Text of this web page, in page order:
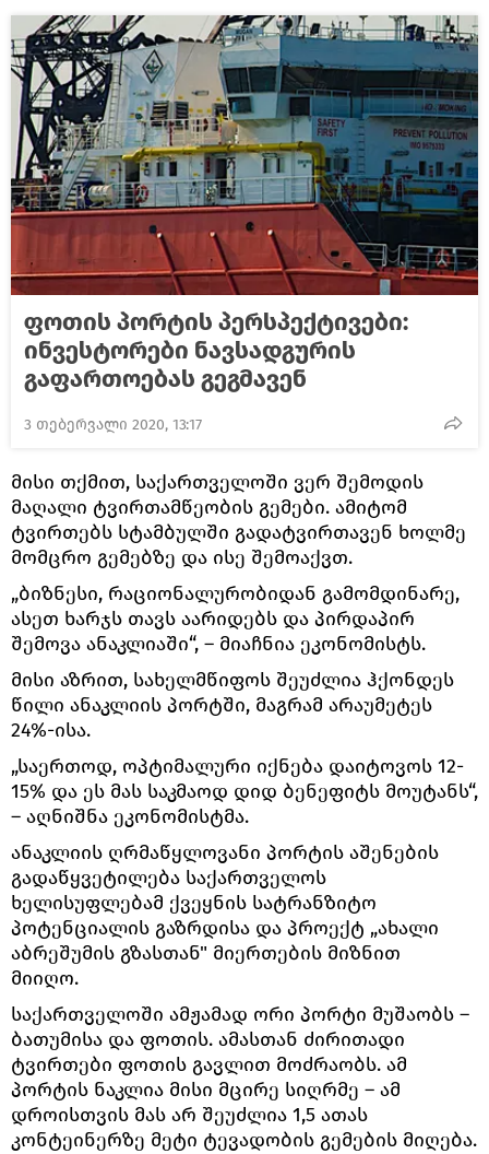
ფოთის პორტის პერსპექტივები:
ინვესტორები ნავსადგურის
გაფართოებას გეგმავენ
3 თებერვალი 2020, 13:17
მისი თქმით, საქართველოში ვერ შემოდის
მაღალი ტვირთამწეობის გემები. ამიტომ
ტვირთებს სტამბულში გადატვირთავენ ხოლმე
მომცრო გემებზე და ისე შემოაქვთ.
„ბიზნესი, რაციონალურობიდან გამომდინარე,
ასეთ ხარჯს თავს აარიდებს და პირდაპირ
შემოვა ანაკლიაში“, – მიაჩნია ეკონომისტს.
მისი აზრით, სახელმწიფოს შეუძლია ჰქონდეს
წილი ანაკლიის პორტში, მაგრამ არაუმეტეს
24%-ისა.
„საერთოდ, ოპტიმალური იქნება დაიტოვოს 12-
15% და ეს მას საკმაოდ დიდ ბენეფიტს მოუტანს“,
– აღნიშნა ეკონომისტმა.
ანაკლიის ღრმაწყლოვანი პორტის აშენების
გადაწყვეტილება საქართველოს
ხელისუფლებამ ქვეყნის სატრანზიტო
პოტენციალის გაზრდისა და პროექტ „ახალი
აბრეშუმის გზასთან" მიერთების მიზნით
მიიღო.
საქართველოში ამჟამად ორი პორტი მუშაობს –
ბათუმისა და ფოთის. ამასთან ძირითადი
ტვირთები ფოთის გავლით მოძრაობს. ამ
პორტის ნაკლია მისი მცირე სიღრმე – ამ
დროისთვის მას არ შეუძლია 1,5 ათას
კონტეინერზე მეტი ტევადობის გემების მიღება.